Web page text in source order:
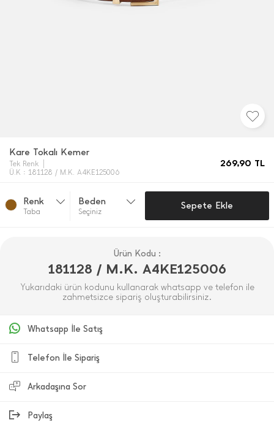
Kare Tokalı Kemer
Tek Renk
Ü.K : 181128 / M.K. A4KE125006
269,90 TL
Renk
Taba
Beden
Seçiniz
Sepete Ekle
Ürün Kodu :
181128 / M.K. A4KE125006
Yukarıdaki ürün kodunu kullanarak whatsapp ve telefon ile
zahmetsizce sipariş oluşturabilirsiniz.
Whatsapp İle Satış
Telefon İle Sipariş
Arkadaşına Sor
Paylaş